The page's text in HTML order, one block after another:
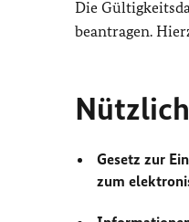
Die
beantragen.
Gesetz zur
zum